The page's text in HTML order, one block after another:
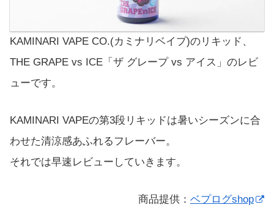
KAMINARI VAPE CO.(カミナリベイプ)のリキッド、
THE GRAPE vs ICE「ザ グレープ vs アイス」のレビ
ューです。
KAMINARI VAPEの第3段リキッドは暑いシーズンに合
わせた清涼感あふれるフレーバー。
それでは早速レビューしていきます。
商品提供： ベプログshop